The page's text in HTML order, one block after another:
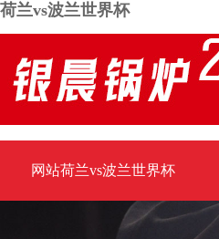
荷兰vs波兰世界杯
网站荷兰vs波兰世界杯
荷兰vs波兰世界杯